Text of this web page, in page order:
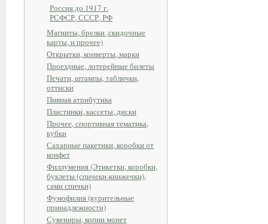
Россия до 1917 г.
РСФСР, СССР, РФ
Магниты, брелки ,скидочные
карты, и прочее)
Открытки, конверты, марки
Проездные, лотерейные билеты
Печати, штампы, таблички,
оттиски
Пивная атрибутика
Пластинки, кассеты, диски
Прочее, спортивная тематика,
кубки
Сахарные пакетики, коробки от
конфет
Филлумения (Этикетки, коробки,
буклеты (спичеки-книжечки),
сами спички)
Фумофилия (курительные
принадлежности)
Сувениры, копии монет